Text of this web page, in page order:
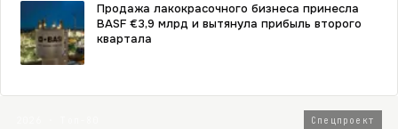
Продажа лакокрасочного бизнеса принесла
BASF €3,9 млрд и вытянула прибыль второго
квартала
Спецпроект